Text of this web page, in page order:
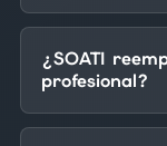
¿SOATI
profesional?